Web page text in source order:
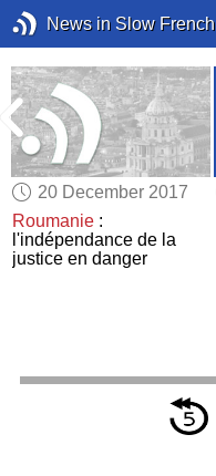
News in Slow French
20 December 2017
Roumanie :
l'indépendance de la
justice en danger